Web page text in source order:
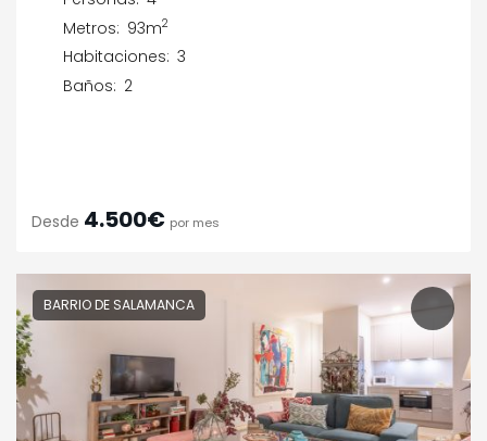
Metros: 93m2
Habitaciones: 3
Baños: 2
Desde 4.500€ por mes
BARRIO DE SALAMANCA